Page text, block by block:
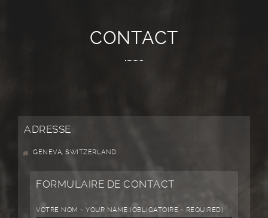
CONTACT
ADRESSE
GENEVA, SWITZERLAND
FORMULAIRE DE CONTACT
VOTRE NOM - YOUR NAME (OBLIGATOIRE - REQUIRED)